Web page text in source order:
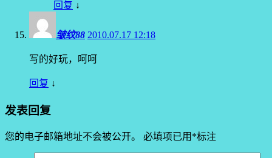
回复 ↓
皱纹88 2010.07.17 12:18
写的好玩，呵呵
回复 ↓
发表回复
您的电子邮箱地址不会被公开。 必填项已用 *标注